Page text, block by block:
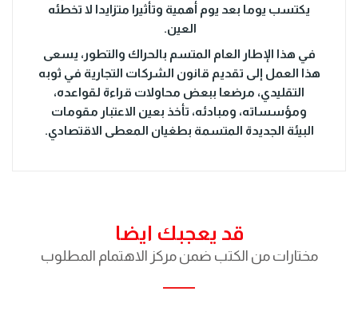
يكتسب يوما بعد يوم أهمية وتأثيرا متزايدا لا تخطئه
العين.
في هذا الإطار العام المتسم بالحراك والتطور، يسعى
هذا العمل إلى تقديم قانون الشركات التجارية في ثوبه
التقليدي، مرضعا ببعض محاولات قراءة لقواعده،
ومؤسساته، ومبادئه، تأخذ بعين الاعتبار مقومات
البيئة الجديدة المتسمة بطغيان المعطى الاقتصادي.
قد يعجبك ايضا
مختارات من الكتب ضمن مركز الاهتمام المطلوب